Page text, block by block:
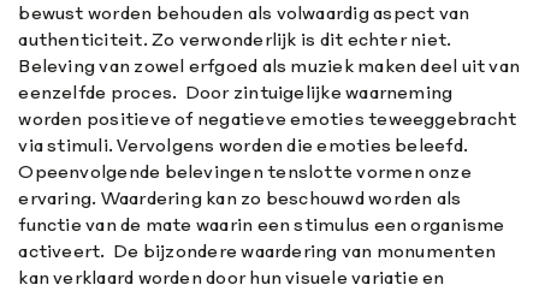
bewust worden behouden als volwaardig aspect van
authenticiteit. Zo verwonderlijk is dit echter niet.
Beleving van zowel erfgoed als muziek maken deel uit van
eenzelfde proces. Door zintuigelijke waarneming
worden positieve of negatieve emoties teweeggebracht
via stimuli. Vervolgens worden die emoties beleefd.
Opeenvolgende belevingen tenslotte vormen onze
ervaring. Waardering kan zo beschouwd worden als
functie van de mate waarin een stimulus een organisme
activeert. De bijzondere waardering van monumenten
kan verklaard worden door hun visuele variatie en